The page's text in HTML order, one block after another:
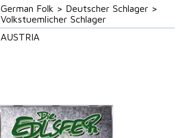
German Folk > Deutscher Schlager >
Volkstuemlicher Schlager
AUSTRIA